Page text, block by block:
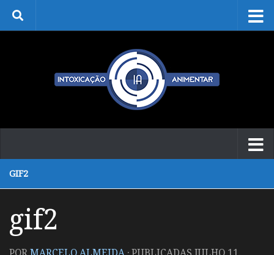
Skip to content
GIF2
gif2